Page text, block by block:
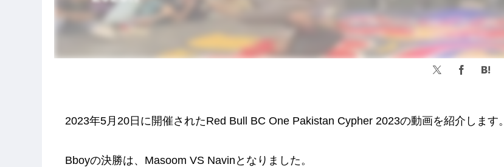
2023年5月20日に開催されたRed Bull BC One Pakistan Cypher 2023の動画を紹介します。
Bboyの決勝は、Masoom VS Navinとなりました。